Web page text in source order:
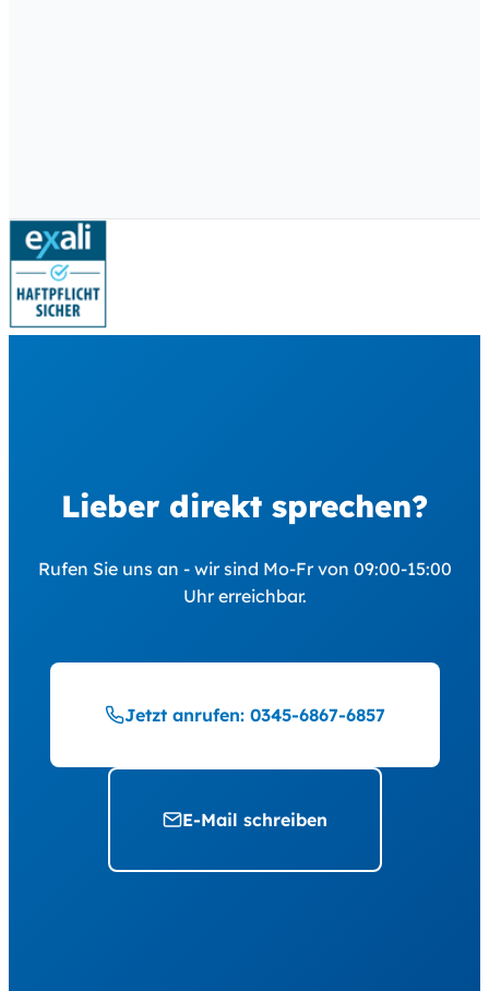
Lieber direkt sprechen?
Rufen Sie uns an - wir sind Mo-Fr von 09:00-15:00
Uhr erreichbar.
Jetzt anrufen: 0345-6867-6857
E-Mail schreiben